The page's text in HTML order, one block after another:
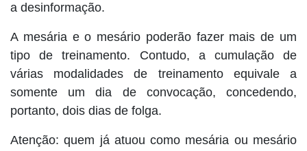
a desinformação.
A mesária e o mesário poderão fazer mais de um
tipo de treinamento. Contudo, a cumulação de
várias modalidades de treinamento equivale a
somente um dia de convocação, concedendo,
portanto, dois dias de folga.
Atenção: quem já atuou como mesária ou mesário